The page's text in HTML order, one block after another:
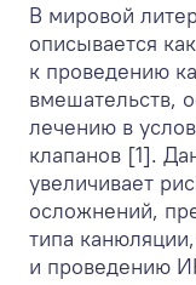
В мировой
описывается
к проведению
вмешательств,
лечению в
клапанов [1].
увеличивает
осложнений,
типа
и проведению